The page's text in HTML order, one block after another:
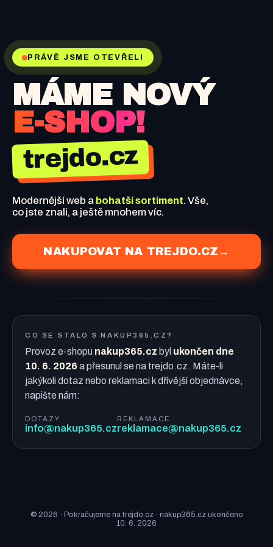
PRÁVĚ JSME OTEVŘELI
MÁME NOVÝ
E-SHOP!
trejdo.cz
Modernější web a bohatší sortiment. Vše,
co jste znali, a ještě mnohem víc.
NAKUPOVAT NA TREJDO.CZ →
CO SE STALO S NAKUP365.CZ?
Provoz e-shopu nakup365.cz byl ukončen dne
10. 6. 2026 a přesunul se na trejdo.cz. Máte-li
jakýkoli dotaz nebo reklamaci k dřívější objednávce,
napište nám:
DOTAZY
info@nakup365.cz
REKLAMACE
reklamace@nakup365.cz
© 2026 · Pokračujeme na trejdo.cz · nakup365.cz ukončeno
10. 6. 2026